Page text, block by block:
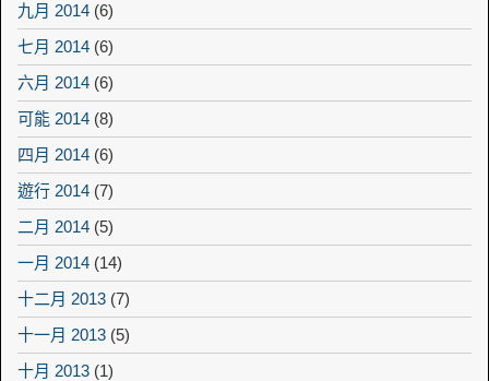
九月 2014 (6)
七月 2014 (6)
六月 2014 (6)
可能 2014 (8)
四月 2014 (6)
遊行 2014 (7)
二月 2014 (5)
一月 2014 (14)
十二月 2013 (7)
十一月 2013 (5)
十月 2013 (1)